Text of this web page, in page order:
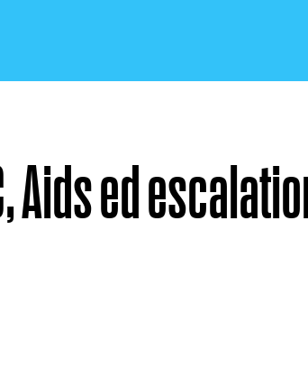
POLITICA
Aids ed